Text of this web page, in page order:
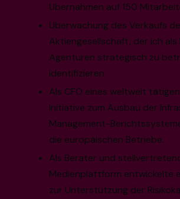
Übernahmen auf 150
Überwachung des Verkaufs
Aktiengesellschaft, der ich
Agenturen strategisch zu
identifizieren
Als CFO eines weltweit
Initiative zum Ausbau der
Management-
die europäischen Betriebe.
Als Berater und
Medienplattform entwickelte
zur Unterstützung der